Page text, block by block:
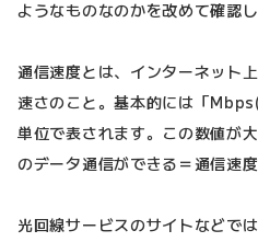
ようなものなのかを改めて確認し
通信速度とは、インターネット
速さのこと。基本的には「
単位で表されます。この数値が
のデータ通信ができる＝通信速
光回線サービスのサイトなどで